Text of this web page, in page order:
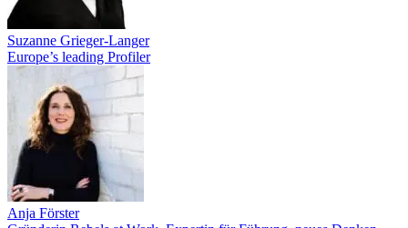
Suzanne Grieger-Langer
Europe’s leading Profiler
Anja Förster